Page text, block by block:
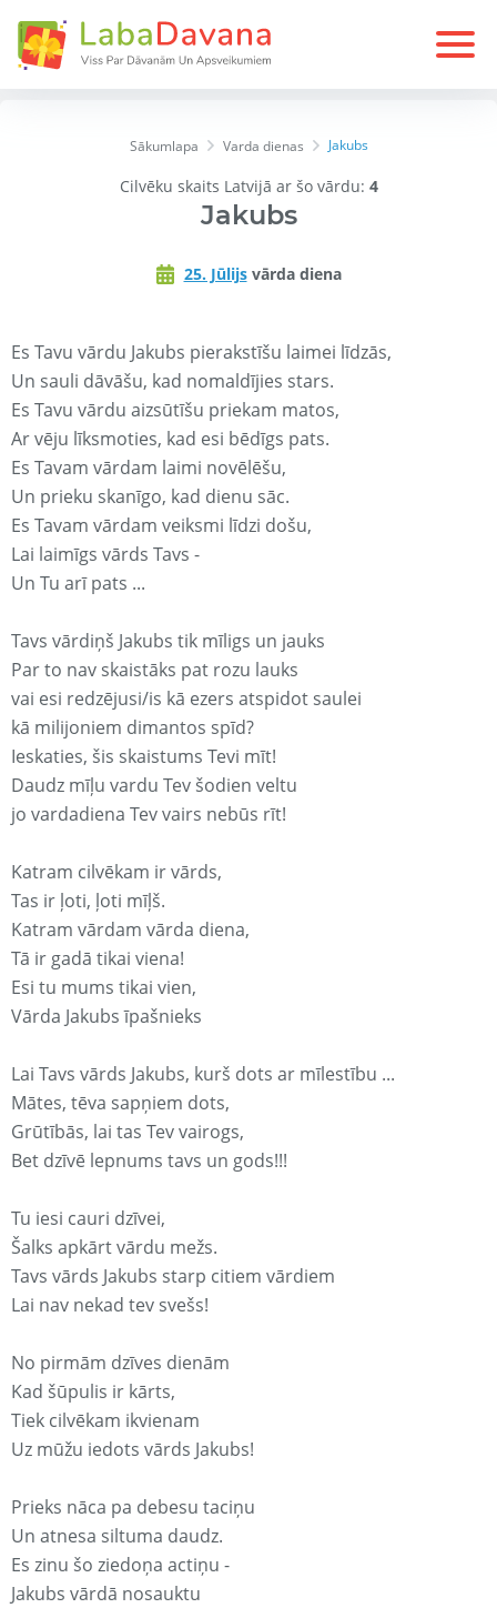
Sākumlapa Varda dienas Jakubs
Cilvēku skaits Latvijā ar šo vārdu: 4
Jakubs
25. Jūlijsvārda diena
Es Tavu vārdu Jakubs pierakstīšu laimei līdzās,
Un sauli dāvāšu, kad nomaldījies stars.
Es Tavu vārdu aizsūtīšu priekam matos,
Ar vēju līksmoties, kad esi bēdīgs pats.
Es Tavam vārdam laimi novēlēšu,
Un prieku skanīgo, kad dienu sāc.
Es Tavam vārdam veiksmi līdzi došu,
Lai laimīgs vārds Tavs -
Un Tu arī pats ...
Tavs vārdiņš Jakubs tik mīligs un jauks
Par to nav skaistāks pat rozu lauks
vai esi redzējusi/is kā ezers atspidot saulei
kā milijoniem dimantos spīd?
Ieskaties, šis skaistums Tevi mīt!
Daudz mīļu vardu Tev šodien veltu
jo vardadiena Tev vairs nebūs rīt!
Katram cilvēkam ir vārds,
Tas ir ļoti, ļoti mīļš.
Katram vārdam vārda diena,
Tā ir gadā tikai viena!
Esi tu mums tikai vien,
Vārda Jakubs īpašnieks
Lai Tavs vārds Jakubs, kurš dots ar mīlestību ...
Mātes, tēva sapņiem dots,
Grūtībās, lai tas Tev vairogs,
Bet dzīvē lepnums tavs un gods!!!
Tu iesi cauri dzīvei,
Šalks apkārt vārdu mežs.
Tavs vārds Jakubs starp citiem vārdiem
Lai nav nekad tev svešs!
No pirmām dzīves dienām
Kad šūpulis ir kārts,
Tiek cilvēkam ikvienam
Uz mūžu iedots vārds Jakubs!
Prieks nāca pa debesu taciņu
Un atnesa siltuma daudz.
Es zinu šo ziedoņa actiņu -
Jakubs vārdā nosauktu